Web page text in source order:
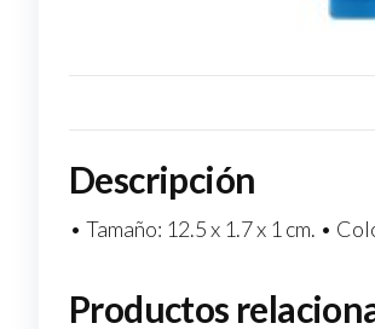
Descripción
• Tamaño: 12.5 x 1.7 x 1 cm. •
Productos